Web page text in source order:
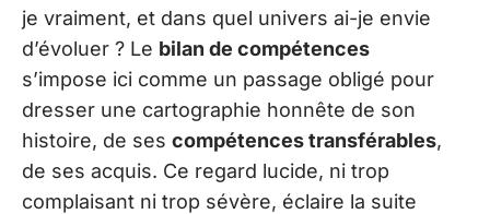
je vraiment, et dans quel univers ai-je envie
d’évoluer ? Le bilan de compétences
s’impose ici comme un passage obligé pour
dresser une cartographie honnête de son
histoire, de ses compétences transférables,
de ses acquis. Ce regard lucide, ni trop
complaisant ni trop sévère, éclaire la suite